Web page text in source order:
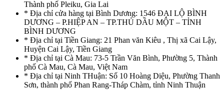
Thành phố Pleiku, Gia Lai
* Địa chỉ cửa hàng tại Bình Dương: 1546 ĐẠI LỘ BÌNH
DƯƠNG – P.HIỆP AN – TP.THỦ DẦU MỘT – TỈNH
BÌNH DƯƠNG
* Địa chỉ tại Tiền Giang: 21 Phan văn Kiêu , Thị xã Cai Lậy,
Huyện Cai Lậy, Tiền Giang
* Địa chỉ tại Cà Mau: 73-5 Trần Văn Bình, Phường 5, Thành
phố Cà Mau, Cà Mau, Việt Nam
* Địa chỉ tại Ninh THuận: Số 10 Hoàng Diệu, Phường Thanh
Sơn, thành phố Phan Rang-Tháp Chàm, tỉnh Ninh Thuận